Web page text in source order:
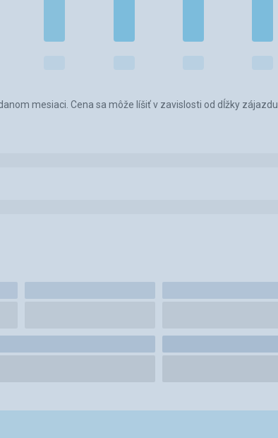
mesiaci. Cena sa môže líšiť v zavislosti od dĺžky zájazdu.